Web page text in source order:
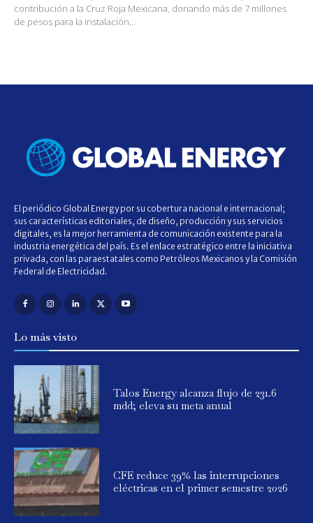
contribución a la Cruz Roja Mexicana, donando más de 7 millones
de pesos para la instalación...
El periódico Global Energy por su cobertura nacional e internacional;
sus características editoriales, de diseño, producción y sus servicios
digitales, es la mejor herramienta de comunicación existente para la
industria energética del país. Es el enlace estratégico entre la iniciativa
privada, con las paraestatales como Petróleos Mexicanos y la Comisión
Federal de Electricidad.
Lo más visto
Talos Energy alcanza flujo de 231.6
mdd; eleva su meta anual
CFE reduce 39% las interrupciones
eléctricas en el primer semestre 2026